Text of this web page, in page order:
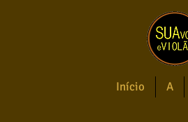
Início A